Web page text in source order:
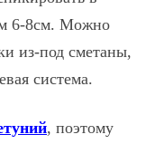
6-8см. Можно
из-под сметаны,
система.
, поэтому